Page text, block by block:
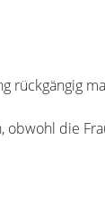
rückgängig
die